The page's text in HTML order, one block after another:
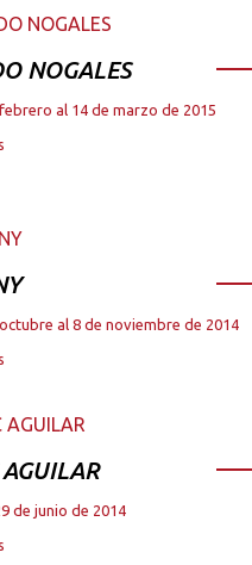
NOGALES
al 14 de marzo de 2015
al 8 de noviembre de 2014
de junio de 2014